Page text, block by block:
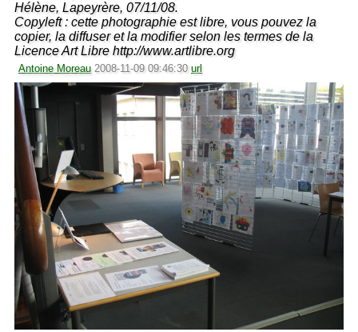
Hélène, Lapeyrère, 07/11/08.
Copyleft : cette photographie est libre, vous pouvez la
copier, la diffuser et la modifier selon les termes de la
Licence Art Libre http://www.artlibre.org
Antoine Moreau 2008-11-09 09:46:30 url